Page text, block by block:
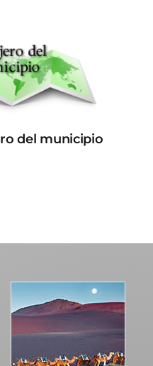
del municipio